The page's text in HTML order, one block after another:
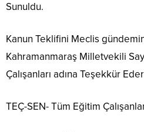
Sunuldu.
Kanun Teklifini Meclis
Kahramanmaraş Milletvekili
Çalışanları adına Teşekkür
TEÇ-SEN- Tüm Eğitim